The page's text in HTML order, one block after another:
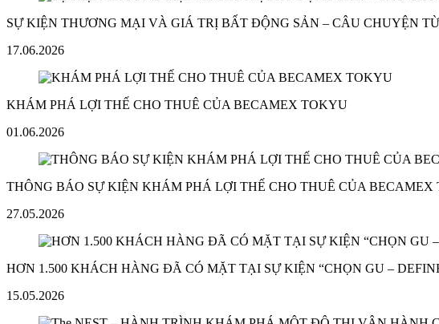
SỰ KIỆN THƯƠNG MẠI VÀ GIÁ TRỊ BẤT ĐỘNG SẢN – CÂU CHUYỆN
17.06.2026
KHÁM PHÁ LỢI THẾ CHO THUÊ CỦA BECAMEX TOKYU
01.06.2026
THÔNG BÁO SỰ KIỆN KHÁM PHÁ LỢI THẾ CHO THUÊ CỦA BECAMEX
27.05.2026
HƠN 1.500 KHÁCH HÀNG ĐÃ CÓ MẶT TẠI SỰ KIỆN “CHỌN GU –
15.05.2026